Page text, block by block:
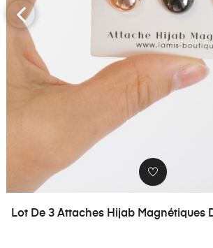
Lot De 3 Attaches Hijab Magnétiques